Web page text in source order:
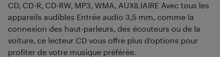
CD, CD-R, CD-RW, MP3, WMA, AUXILIAIRE Avec tous les
appareils audibles Entrée audio 3,5 mm, comme la
connexion des haut-parleurs, des écouteurs ou de la
voiture, ce lecteur CD vous offre plus d'options pour
profiter de votre musique préférée.